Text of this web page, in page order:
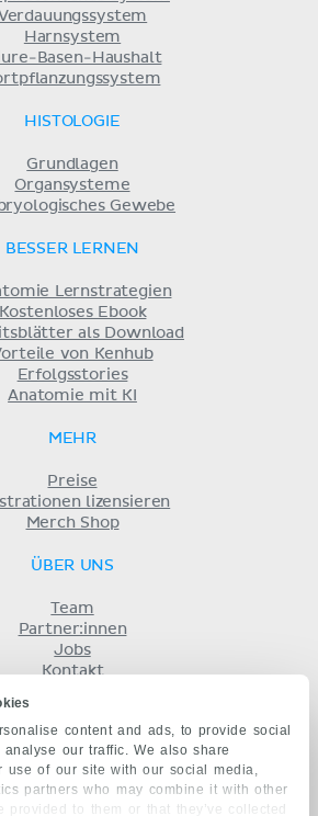
content and ads, to provide social
our traffic. We also share
use of our site with our social media,
partners who may combine it with other
provided to them or that they’ve collected
Harnsystem
Basen-Haushalt
HISTOLOGIE
Grundlagen
Organsysteme
Gewebe
BESSER LERNEN
Lernstrategien
Kostenloses Ebook
als Download
von Kenhub
Erfolgsstories
Anatomie mit KI
MEHR
Preise
lizensieren
Merch Shop
ÜBER UNS
Team
Partner:innen
Jobs
Kontakt
Datenschutz
KENHUB AUF...
English